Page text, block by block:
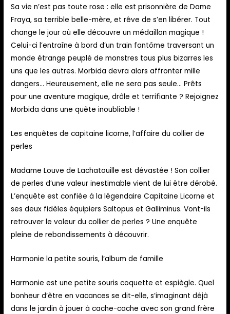
Sa vie n’est pas toute rose : elle est prisonnière de Dame
Fraya, sa terrible belle-mère, et rêve de s’en libérer. Tout
change le jour où elle découvre un médaillon magique !
Celui-ci l’entraîne à bord d’un train fantôme traversant un
monde étrange peuplé de monstres tous plus bizarres les
uns que les autres. Morbida devra alors affronter mille
dangers… Heureusement, elle ne sera pas seule… Prêts
pour une aventure magique, drôle et terrifiante ? Rejoignez
Morbida dans une quête inoubliable !
Les enquêtes de capitaine licorne, l’affaire du collier de
perles
Madame Louve de Lachatouille est dévastée ! Son collier
de perles d’une valeur inestimable vient de lui être dérobé.
L’enquête est confiée à la légendaire Capitaine Licorne et
ses deux fidèles équipiers Saltopus et Galliminus. Vont-ils
retrouver le voleur du collier de perles ? Une enquête
pleine de rebondissements à découvrir.
Harmonie la petite souris, l’album de famille
Harmonie est une petite souris coquette et espiègle. Quel
bonheur d’être en vacances se dit-elle, s’imaginant déjà
dans le jardin à jouer à cache-cache avec son grand frère